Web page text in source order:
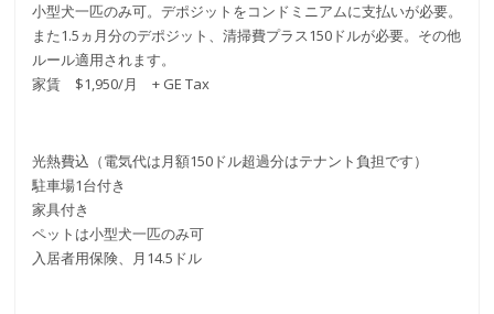
小型犬一匹のみ可。デポジットをコンドミニアムに支払いが必要。
また1.5ヵ月分のデポジット、清掃費プラス150ドルが必要。その他
ルール適用されます。
家賃 $1,950/月 + GE Tax
光熱費込（電気代は月額150ドル超過分はテナント負担です）
駐車場1台付き
家具付き
ペットは小型犬一匹のみ可
入居者用保険、月14.5ドル